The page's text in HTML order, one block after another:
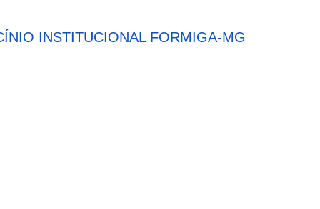
INSTITUCIONAL FORMIGA-MG